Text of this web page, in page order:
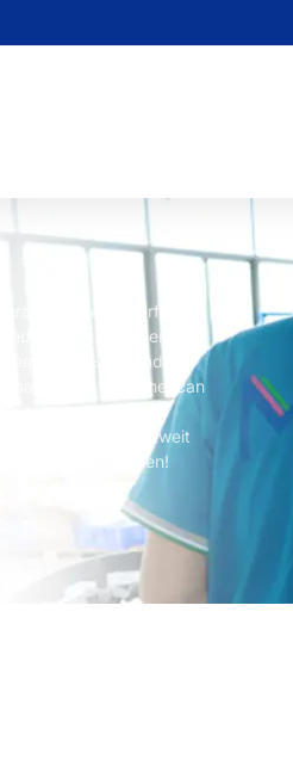
werden mehrfach
entsprechen.
ISO9001 und
von American
Kunden weltweit
anbieten können!